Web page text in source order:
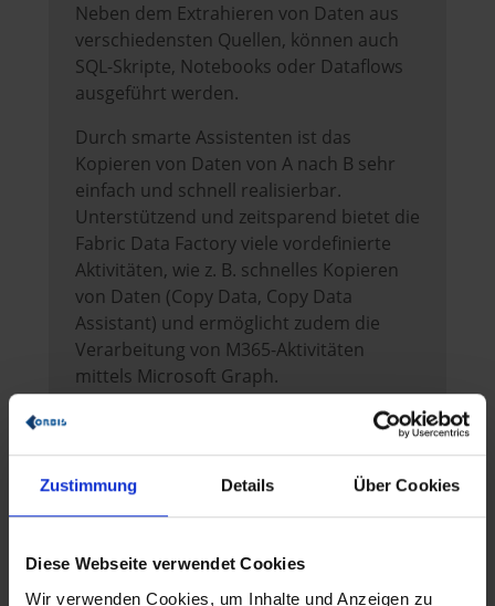
Zustimmung Details Über Cookies
Diese Webseite verwendet Cookies
Wir verwenden Cookies, um Inhalte und Anzeigen zu
Neben dem Extrahieren von Daten aus
verschiedensten Quellen, können auch
SQL-Skripte, Notebooks oder Dataflows
ausgeführt werden.
Durch smarte Assistenten ist das
Kopieren von Daten von A nach B sehr
einfach und schnell realisierbar.
Unterstützend und zeitsparend bietet die
Fabric Data Factory viele vordefinierte
Aktivitäten, wie z. B. schnelles Kopieren
von Daten (Copy Data, Copy Data
Assistant) und ermöglicht zudem die
Verarbeitung von M365-Aktivitäten
mittels Microsoft Graph.
Der OneLake ist derzentrale
Datenspeicher innerhalb von Fabric. Die
gemeinsame Nutzung von Daten in
gemeinsame Nutzung von Dateien in
OneDrive, wodurch die Notwendigkeit